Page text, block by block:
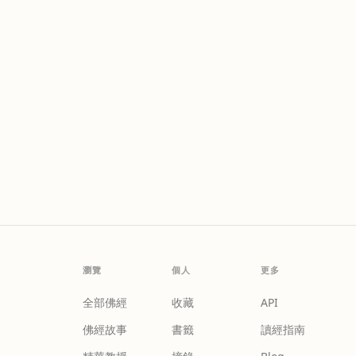
瀏覽
全部佛經
佛經故事
個人
收藏
書籤
更多
API
讀經指南